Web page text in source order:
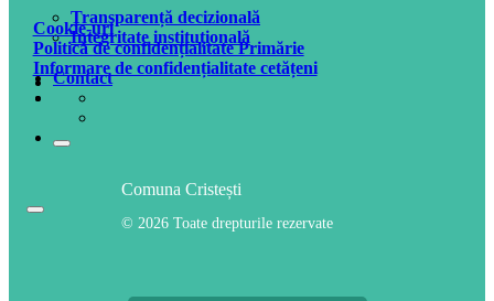
Transparență decizională
Integritate instituțională
Contact
Comuna Cristești
© 2026 Toate drepturile rezervate
Cookie-uri
Politică de confidențialitate Primărie
Informare de confidențialitate cetățeni